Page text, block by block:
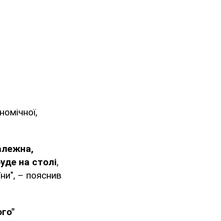
на столі,
– пояснив